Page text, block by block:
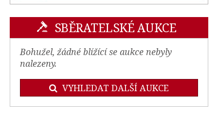
SBĚRATELSKÉ AUKCE
Bohužel, žádné blížící se aukce nebyly
nalezeny.
VYHLEDAT DALŠÍ AUKCE